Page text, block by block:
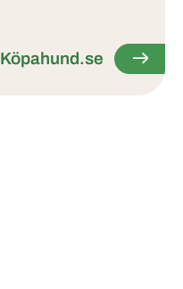
Köpahund.se